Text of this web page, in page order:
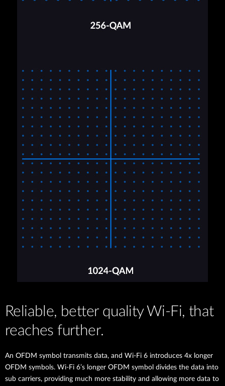
Reliable, better quality Wi-Fi, that
reaches further.
An OFDM symbol transmits data, and Wi-Fi 6 introduces 4x longer
OFDM symbols. Wi-Fi 6’s longer OFDM symbol divides the data into
sub carriers, providing much more stability and allowing more data to